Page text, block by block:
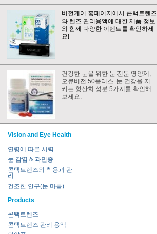
비전케어 홈페이지에서 콘택트렌즈
와 렌즈 관리용액에 대한 제품 정보
와 함께 다양한 이벤트를 확인하세
요!
건강한 눈을 위한 눈 전문 영양제,
오큐비전 50플러스. 눈 건강을 지
키는 항산화 성분 5가지를 확인해
보세요.
Vision and Eye Health
연령에 따른 시력
눈 감염 & 과민증
콘택트렌즈의 착용과 관
리
건조한 안구(눈 마름)
Products
콘택트렌즈
콘택트렌즈 관리 용액